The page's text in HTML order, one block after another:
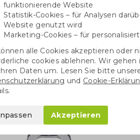
mit Keramikbeschichtung
funktionierende Website
Statistik-Cookies – für Analysen
Website genutzt wird
Marketing-Cookies – für
alle Cookies akzeptieren oder
cookies ablehnen. Wir
Daten um. Lesen Sie bitte
und Cookie-
Akzeptieren